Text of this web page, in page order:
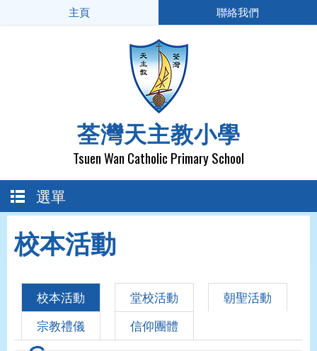
荃灣天主教小學
Tsuen Wan Catholic Primary School
主頁 聯絡我們
選單
校本活動
校本活動 堂校活動
朝聖活動
宗教禮儀
信仰團體